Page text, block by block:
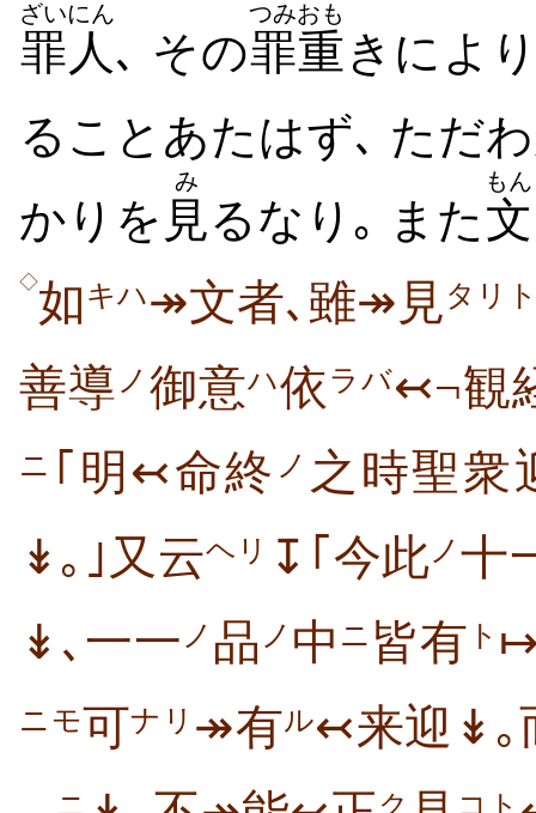
罪人
ざいにん
､ その罪
つみ
重
おも
きによ
ることあたはず､ ただ
かりを 見
み
るなり｡ また文
もん
◇如 キハ↠文者､雖↠見タリ
善導 ノ 御意ハ依ラバ↢¬観
ニ ｢明↢命終 ノ 之時聖衆
↡｡｣又云ヘリ ↧｢今此 ノ 十
↡､一一 ノ 品 ノ 中 ニ 皆有 ト
ニモ可ナリ ↠有ル↢来迎↡｡
ニ ク コト